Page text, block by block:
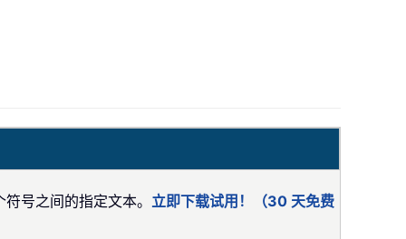
号之间的指定文本。 立即下载试用！（30 天免费